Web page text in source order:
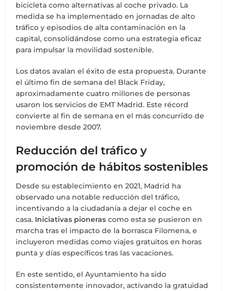
bicicleta como alternativas al coche privado. La
medida se ha implementado en jornadas de alto
tráfico y episodios de alta contaminación en la
capital, consolidándose como una estrategia eficaz
para impulsar la movilidad sostenible.
Los datos avalan el éxito de esta propuesta. Durante
el último fin de semana del Black Friday,
aproximadamente cuatro millones de personas
usaron los servicios de EMT Madrid. Este récord
convierte al fin de semana en el más concurrido de
noviembre desde 2007.
Reducción del tráfico y
promoción de hábitos sostenibles
Desde su establecimiento en 2021, Madrid ha
observado una notable reducción del tráfico,
incentivando a la ciudadanía a dejar el coche en
casa. Iniciativas pioneras como esta se pusieron en
marcha tras el impacto de la borrasca Filomena, e
incluyeron medidas como viajes gratuitos en horas
punta y días específicos tras las vacaciones.
En este sentido, el Ayuntamiento ha sido
consistentemente innovador, activando la gratuidad